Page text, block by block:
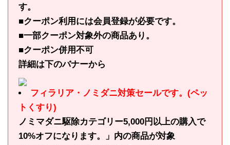
す。
■クーポン利用には会員登録が必要です。
■一部クーポン対象外の商品あり。
■クーポン併用不可
詳細は下のバナーから
フィラリア・ノミダニ対策セールです。(ペッ
トくすり)
ノミマダニ駆除カテゴリー5,000円以上の購入で
10%オフになります。」内の商品が対象